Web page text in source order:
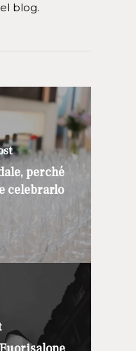
blog.
perché
celebrarlo